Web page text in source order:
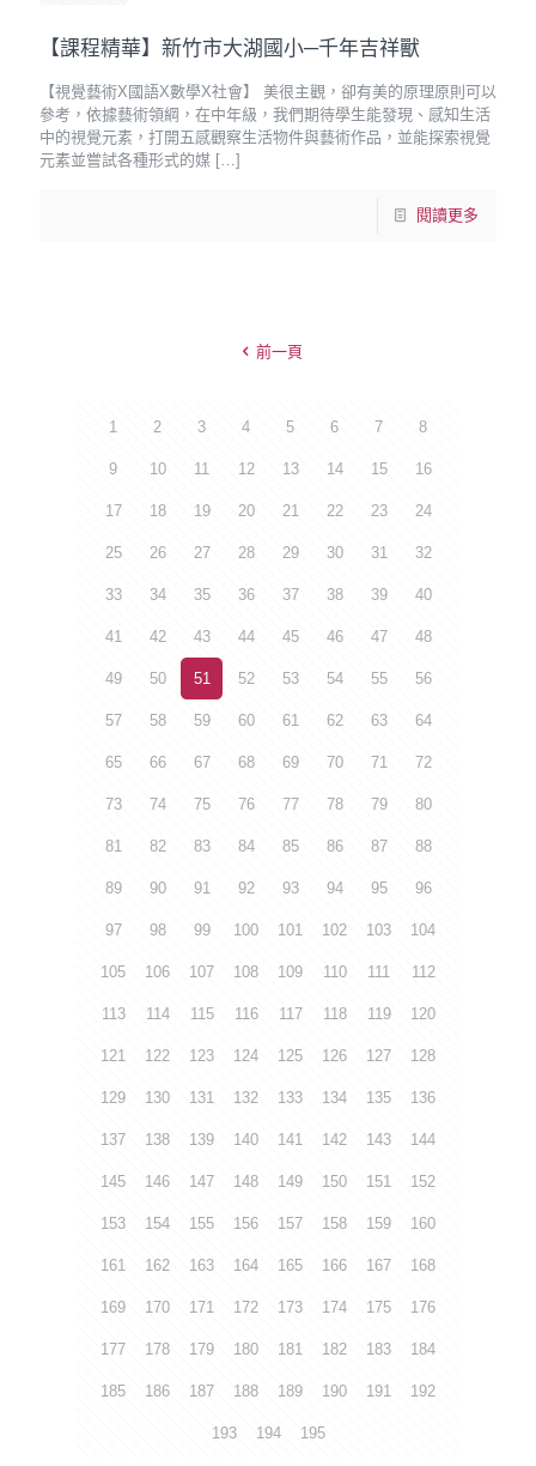
【課程精華】新竹市大湖國小─千年吉祥獸
【視覺藝術X國語X數學X社會】 美很主觀，卻有美的原理原則可以
參考，依據藝術領綱，在中年級，我們期待學生能發現、感知生活
中的視覺元素，打開五感觀察生活物件與藝術作品，並能探索視覺
元素並嘗試各種形式的媒 […]
閱讀更多
前一頁
1 2 3 4 5 6 7 8
9 10 11 12 13 14 15 16
17 18 19 20 21 22 23 24
25 26 27 28 29 30 31 32
33 34 35 36 37 38 39 40
41 42 43 44 45 46 47 48
49 50 51 52 53 54 55 56
57 58 59 60 61 62 63 64
65 66 67 68 69 70 71 72
73 74 75 76 77 78 79 80
81 82 83 84 85 86 87 88
89 90 91 92 93 94 95 96
97 98 99 100 101 102 103 104
105 106 107 108 109 110 111 112
113 114 115 116 117 118 119 120
121 122 123 124 125 126 127 128
129 130 131 132 133 134 135 136
137 138 139 140 141 142 143 144
145 146 147 148 149 150 151 152
153 154 155 156 157 158 159 160
161 162 163 164 165 166 167 168
169 170 171 172 173 174 175 176
177 178 179 180 181 182 183 184
185 186 187 188 189 190 191 192
193 194 195